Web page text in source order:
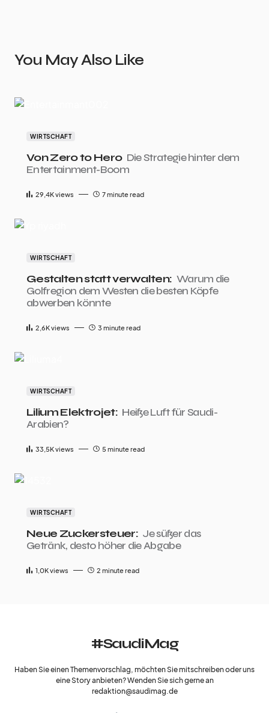
You May Also Like
WIRTSCHAFT
Von Zero to Hero Die Strategie hinter dem
Entertainment-Boom
29,4Kviews 7 minute read
WIRTSCHAFT
Gestalten statt verwalten: Warum die
Golfregion dem Westen die besten Köpfe
abwerben könnte
2,6Kviews 3 minute read
WIRTSCHAFT
Lilium Elektrojet: Heiße Luft für Saudi-
Arabien?
33,5Kviews 5 minute read
WIRTSCHAFT
Neue Zuckersteuer: Je süßer das
Getränk, desto höher die Abgabe
1,0Kviews 2 minute read
#SaudiMag
Haben Sie einen Themenvorschlag, möchten Sie mitschreiben oder uns
eine Story anbieten? Wenden Sie sich gerne an
redaktion@saudimag.de